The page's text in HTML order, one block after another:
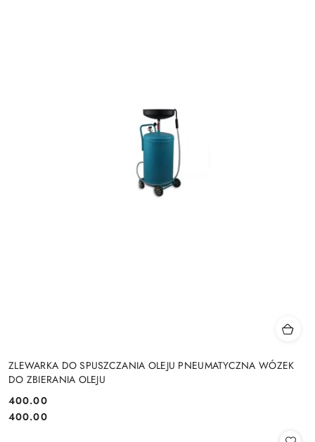
ZLEWARKA DO SPUSZCZANIA OLEJU PNEUMATYCZNA WÓZEK
DO ZBIERANIA OLEJU
Cena:
400.00
Cena:
400.00